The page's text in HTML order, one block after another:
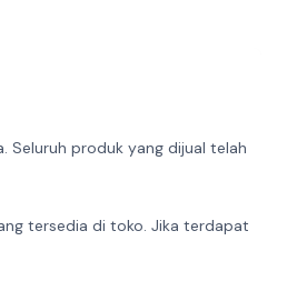
Seluruh produk yang dijual telah
tersedia di toko. Jika terdapat